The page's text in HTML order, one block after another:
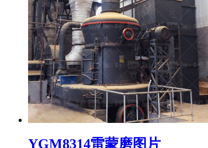
YGM8314雷蒙磨图片